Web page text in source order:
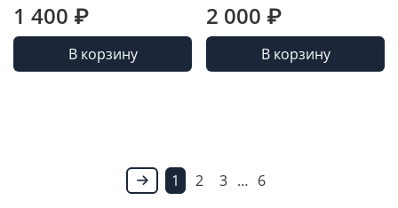
1 400 ₽
В корзину
2 000 ₽
В корзину
1 2 3 … 6